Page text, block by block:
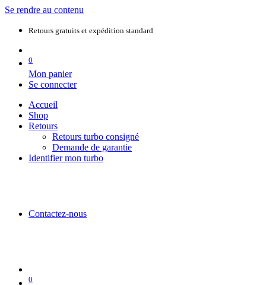
Se rendre au contenu
Retours gratuits et expédition standard
0
Mon panier
Se connecter
Accueil
Shop
Retours
Retours turbo consigné
Demande de garantie
Identifier mon turbo
Contactez-nous
0